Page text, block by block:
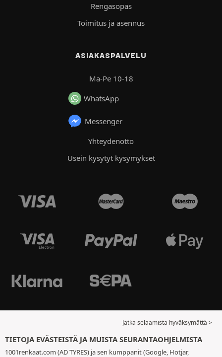
Rengasopas
Toimitus ja asennus
ASIAKASPALVELU
Ma-Pe 10-18
WhatsApp
Messenger
Yhteydenotto
Usein kysytyt kysymykset
Jatka selaamista hyväksymättä >
TIETOJA EVÄSTEISTÄ JA MUISTA SEURANTAOHJELMISTA
1001renkaat.com (AD TYRES) ja sen kumppanit (Google, Hotjar,